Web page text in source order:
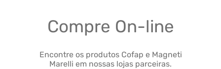
Compre On-line
Encontre os produtos Cofap e Magneti
Marelli em nossas lojas parceiras.